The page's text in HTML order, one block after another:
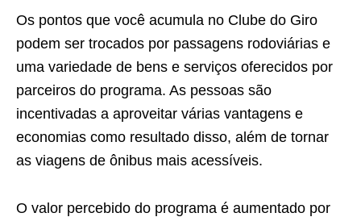
Os pontos que você acumula no Clube do Giro
podem ser trocados por passagens rodoviárias e
uma variedade de bens e serviços oferecidos por
parceiros do programa. As pessoas são
incentivadas a aproveitar várias vantagens e
economias como resultado disso, além de tornar
as viagens de ônibus mais acessíveis.
O valor percebido do programa é aumentado por